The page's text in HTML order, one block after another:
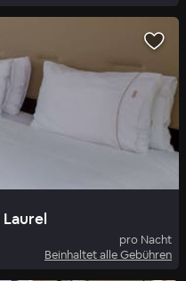
pro Nacht
Beinhaltet alle Gebühren